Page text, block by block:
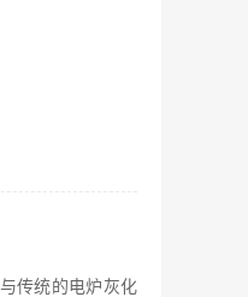
传统的电炉灰化